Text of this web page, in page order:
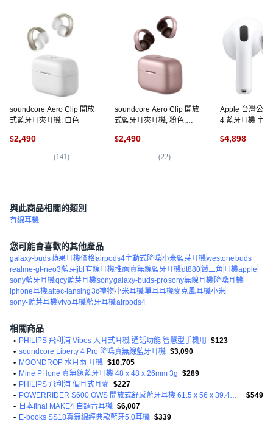
soundcore Aero Clip 開放
式藍牙耳夾耳機, 白色
$2,490
(141)
soundcore Aero Clip 開放
式藍牙耳夾耳機, 粉色,
$2,490
(22)
Apple 台灣公司
4 藍牙耳機 主
$4,898
與此商品相關的類別
有線耳機
您可能會喜歡的其他產品
galaxy-buds蘋果耳機價格airpods4主動式降噪小米藍芽耳機westone buds
realme-gt-neo3 藍芽jbl 有線耳機推薦真無線藍牙耳機dt880鐵三角耳機apple
sony藍牙耳機qcy藍芽耳機sonygalaxy-buds-prosony無線耳機 降噪耳機
iphone耳機altec-lansing3c禮物小米耳機單耳耳機麥克風耳機小米
sony-藍芽耳機vivo耳機藍牙耳機airpods4
相關商品
• PHILIPS 飛利浦 Vibes 入耳式耳機 通話功能 智慧型手機用
$123
• soundcore Liberty 4 Pro 降噪真無線藍牙耳機 $3,090
• MOONDROP 水月雨 耳機 $10,705
• Mine PHone 真無線藍牙耳機 48 x 48 x 26mm 3g $289
• PHILIPS 飛利浦 個耳式耳麥 $227
•
POWERRIDER S600 OWS 開放式舒感藍牙耳機 61.5 x 56 x 39.4mm 80.6g
$549
•
日本final MAKE4 自調音耳機 $6,007
• E-books SS18真無線經典款藍牙5.0耳機 $339